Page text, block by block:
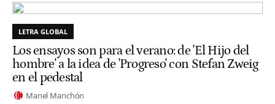
LETRA GLOBAL
Los ensayos son para el verano: de 'El Hijo del
hombre' a la idea de 'Progreso' con Stefan Zweig
en el pedestal
Manel Manchón